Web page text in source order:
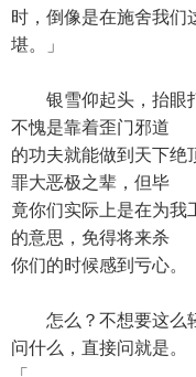
时，倒像是在施舍我们
堪。」
银雪仰起头，抬眼打
不愧是靠着歪门邪道
的功夫就能做到天下绝
罪大恶极之辈，但毕
竟你们实际上是在为我
的意思，免得将来杀
你们的时候感到亏心。
怎么？不想要这么轻
问什么，直接问就是。